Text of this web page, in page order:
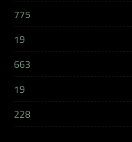
775
19
663
19
228